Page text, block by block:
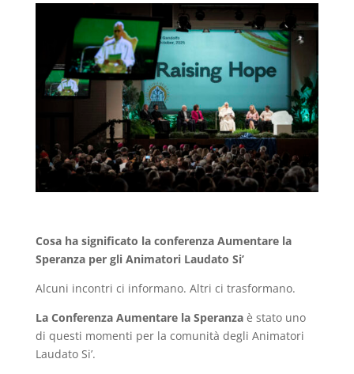
Cosa ha significato la conferenza Aumentare la
Speranza per gli Animatori Laudato Si’
Alcuni incontri ci informano. Altri ci trasformano.
La Conferenza Aumentare la Speranzaè stato uno
di questi momenti per la comunità degli Animatori
Laudato Si’.